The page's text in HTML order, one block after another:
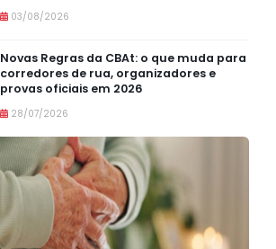
03/08/2026
Novas Regras da CBAt: o que muda para
corredores de rua, organizadores e
provas oficiais em 2026
28/07/2026